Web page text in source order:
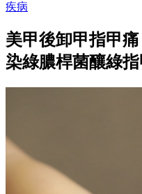
疾病
美甲後卸甲指甲
染綠膿桿菌釀綠